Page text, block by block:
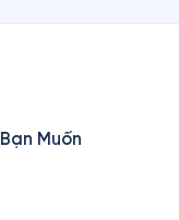
Muốn